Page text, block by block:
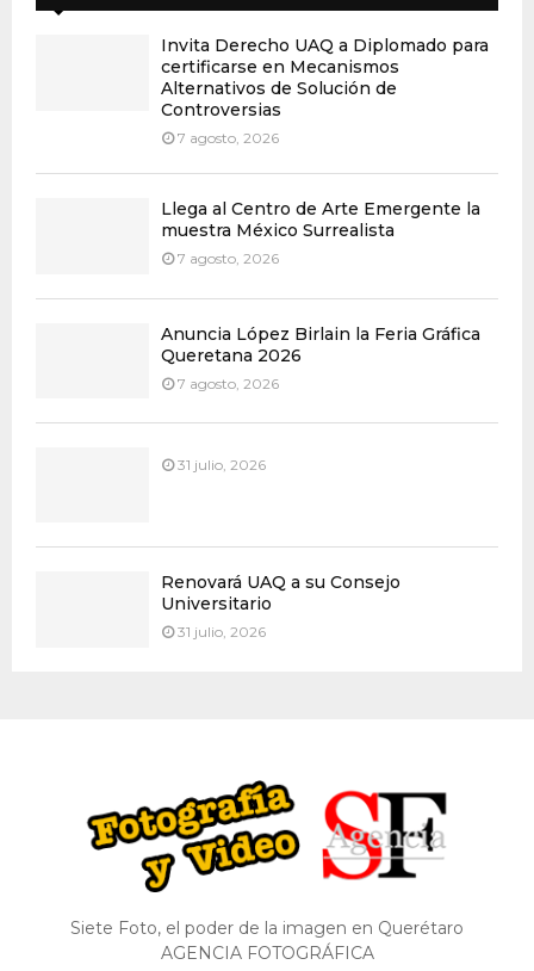
Invita Derecho UAQ a Diplomado para
certificarse en Mecanismos
Alternativos de Solución de
Controversias
7 agosto, 2026
Llega al Centro de Arte Emergente la
muestra México Surrealista
7 agosto, 2026
Anuncia López Birlain la Feria Gráfica
Queretana 2026
7 agosto, 2026
31 julio, 2026
Renovará UAQ a su Consejo
Universitario
31 julio, 2026
Siete Foto, el poder de la imagen en Querétaro
AGENCIA FOTOGRÁFICA